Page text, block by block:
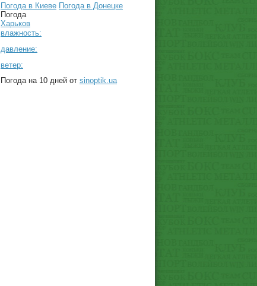
Погода в Киеве Погода в Донецке
Погода
Харьков
влажность:
давление:
ветер:
Погода на 10 дней от sinoptik.ua